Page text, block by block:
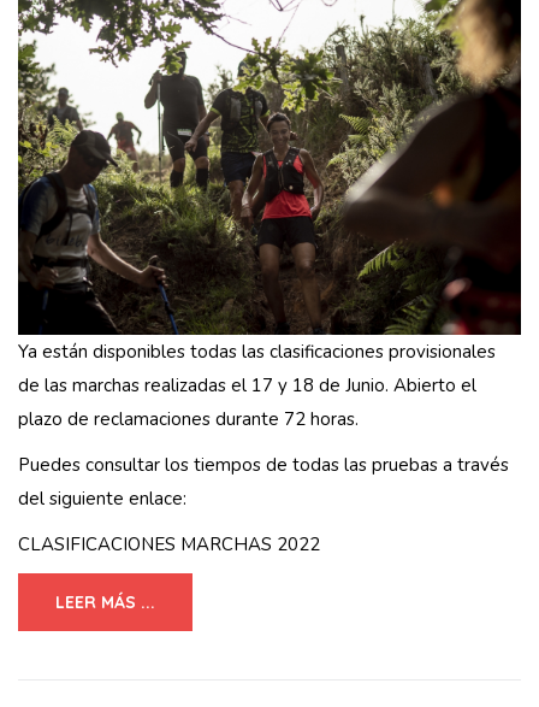
Ya están disponibles todas las clasificaciones provisionales
de las marchas realizadas el 17 y 18 de Junio. Abierto el
plazo de reclamaciones durante 72 horas.
Puedes consultar los tiempos de todas las pruebas a través
del siguiente enlace:
CLASIFICACIONES MARCHAS 2022
LEER MÁS ...